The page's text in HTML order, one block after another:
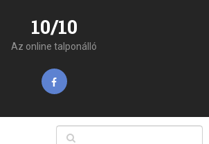
10/10
Az online talponálló